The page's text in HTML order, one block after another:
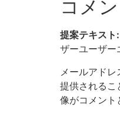
コメン
提案テキスト:
ザーユーザー
メールアド
提供される
像がコメント